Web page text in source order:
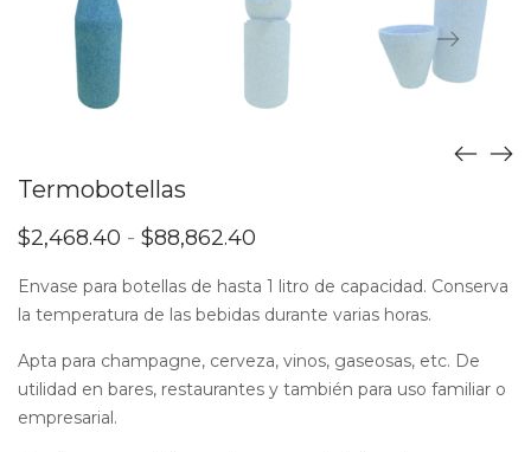
Termobotellas
$2,468.40 - $88,862.40
precios:
desde
$2,468.40
$88,862.40
Envase para botellas de hasta 1 litro de capacidad. Conserva
la temperatura de las bebidas durante varias horas.
Apta para champagne, cerveza, vinos, gaseosas, etc. De
utilidad en bares, restaurantes y también para uso familiar o
empresarial.